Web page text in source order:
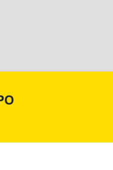
Калининградская обл,